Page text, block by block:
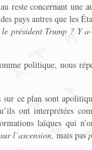
concernant une
pays autres que les
président Trump ? Y
politique, nous
ce plan sont
ont interprétées
laïques qui
sur l’ascension, mais pas